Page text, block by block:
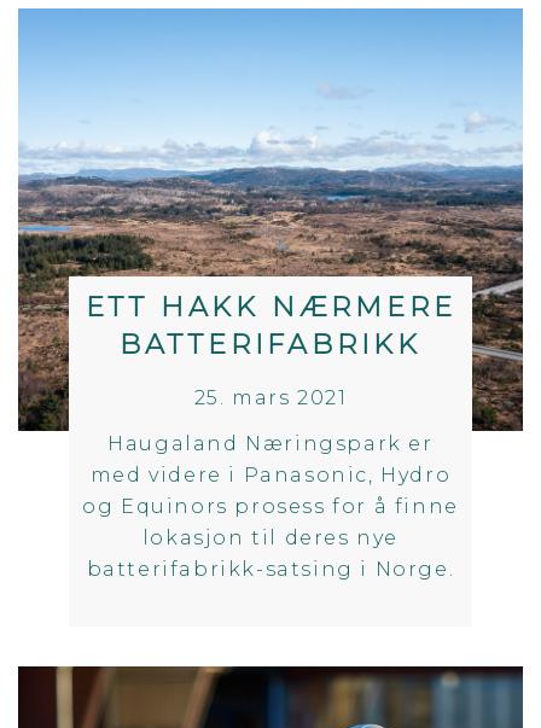
ETT HAKK NÆRMERE
BATTERIFABRIKK
25. mars 2021
Haugaland Næringspark er
med videre i Panasonic, Hydro
og Equinors prosess for å finne
lokasjon til deres nye
batterifabrikk-satsing i Norge.